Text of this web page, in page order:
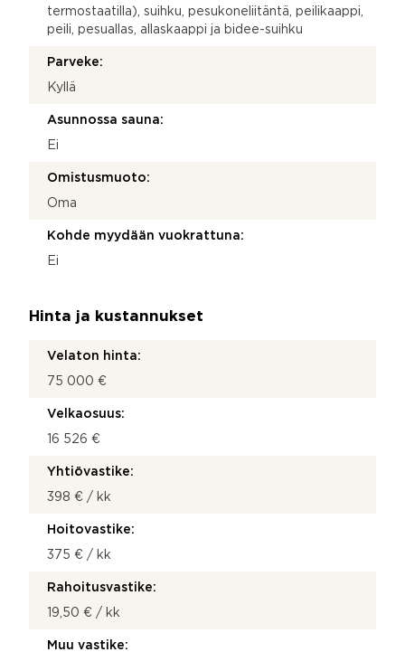
termostaatilla), suihku, pesukoneliitäntä, peilikaappi,
peili, pesuallas, allaskaappi ja bidee-suihku
Parveke:
Kyllä
Asunnossa sauna:
Ei
Omistusmuoto:
Oma
Kohde myydään vuokrattuna:
Ei
Hinta ja kustannukset
Velaton hinta:
75 000 €
Velkaosuus:
16 526 €
Yhtiövastike:
398 € / kk
Hoitovastike:
375 € / kk
Rahoitusvastike:
19,50 € / kk
Muu vastike: